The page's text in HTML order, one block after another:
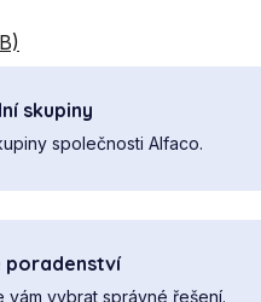
skupiny
společnosti Alfaco.
poradenství
vám vybrat správné řešení.